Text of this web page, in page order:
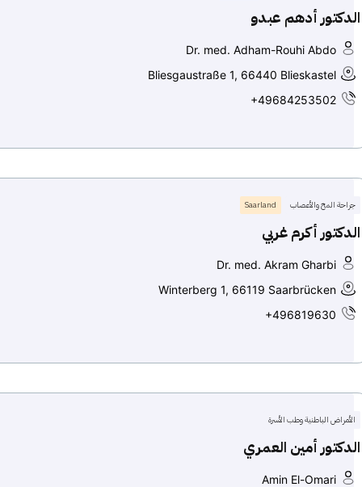
الدكتور أدهم عبدو
Dr. med. Adham-Rouhi Abdo
Bliesgaustraße 1, 66440 Blieskastel
+49684253502
جراحة المخ والأعصاب Saarland
الدكتور أكرم غربي
Dr. med. Akram Gharbi
Winterberg 1, 66119 Saarbrücken
+496819630
الأمراض الباطنية وطب الأسرة
الدكتور أمين العمري
Amin El-Omari